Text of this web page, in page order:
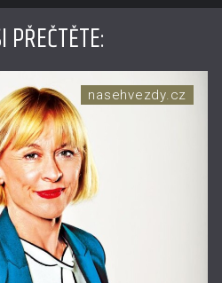
PŘEČTĚTE:
nasehvezdy.cz